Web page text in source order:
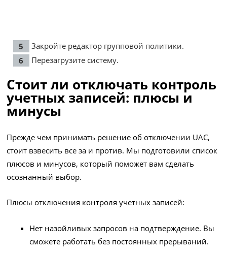
Закройте редактор групповой политики.
Перезагрузите систему.
Стоит ли отключать контроль
учетных записей: плюсы и
минусы
Прежде чем принимать решение об отключении UAC,
стоит взвесить все за и против. Мы подготовили список
плюсов и минусов, который поможет вам сделать
осознанный выбор.
Плюсы отключения контроля учетных записей:
Нет назойливых запросов на подтверждение. Вы
сможете работать без постоянных прерываний.